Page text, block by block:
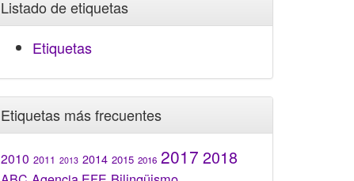
Listado de etiquetas
Etiquetas
Etiquetas más frecuentes
2010 2011 2013 2014 2015 2016 2017 2018